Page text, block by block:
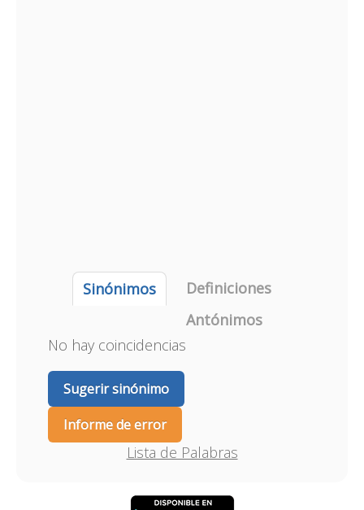
Sinónimos
Definiciones
Antónimos
No hay coincidencias
Sugerir sinónimo
Informe de error
Lista de Palabras